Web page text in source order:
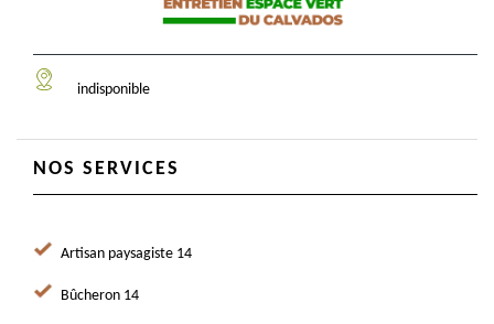
indisponible
NOS SERVICES
Artisan paysagiste 14
Bûcheron 14